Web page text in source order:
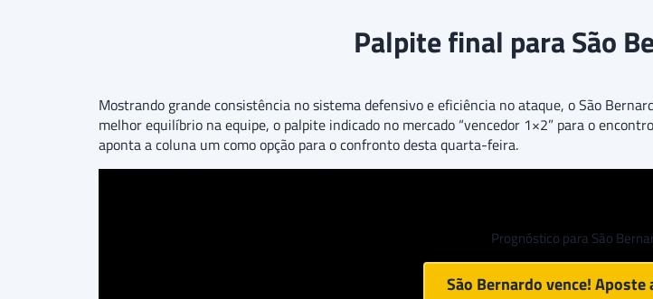
Palpite final para São
Mostrando grande consistência no sistema defensivo e eficiência no ataque, o São
melhor equilíbrio na equipe, o palpite indicado no mercado “vencedor 1×2” para o
aponta a coluna um como opção para o confronto desta quarta-feira.
Prognóstico para São
São Bernardo vence! Aposte